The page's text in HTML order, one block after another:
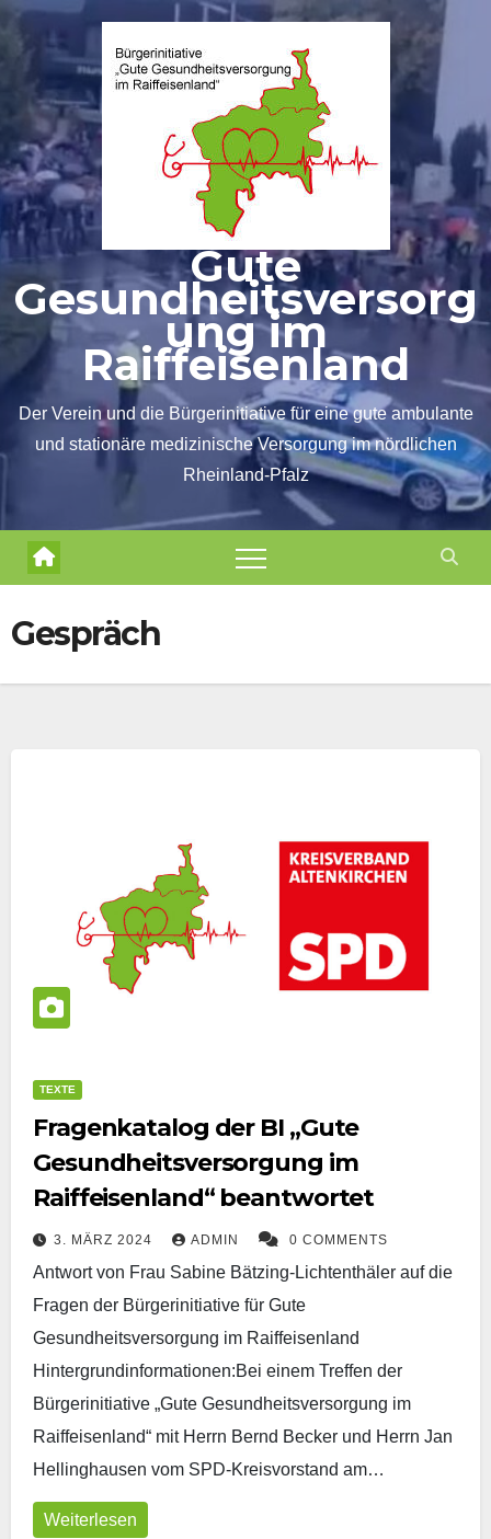
Zum
springen
Gute
Gesundheitsversorg
ung im
Raiffeisenland
Der Verein und die Bürgerinitiative für eine gute ambulante
und stationäre medizinische Versorgung im nördlichen
Rheinland-Pfalz
Gespräch
TEXTE
Fragenkatalog der BI „Gute
Gesundheitsversorgung im
Raiffeisenland“ beantwortet
3. MÄRZ 2024 ADMIN 0 COMMENTS
Antwort von Frau Sabine Bätzing-Lichtenthäler auf die
Fragen der Bürgerinitiative für Gute
Gesundheitsversorgung im Raiffeisenland
Hintergrundinformationen:Bei einem Treffen der
Bürgerinitiative „Gute Gesundheitsversorgung im
Raiffeisenland“ mit Herrn Bernd Becker und Herrn Jan
Hellinghausen vom SPD-Kreisvorstand am…
Weiterlesen